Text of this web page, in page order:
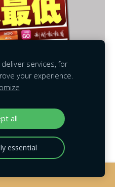
病毒｜#宅家吧 ｜
services, for
your experience.
all
essential